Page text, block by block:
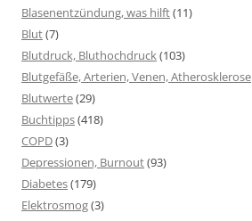
Blasenentzündung, was hilft(11)
Blut(7)
Blutdruck, Bluthochdruck(103)
Blutgefäße, Arterien, Venen, Atherosklerose
Blutwerte(29)
Buchtipps(418)
COPD(3)
Depressionen, Burnout(93)
Diabetes(179)
Elektrosmog(3)